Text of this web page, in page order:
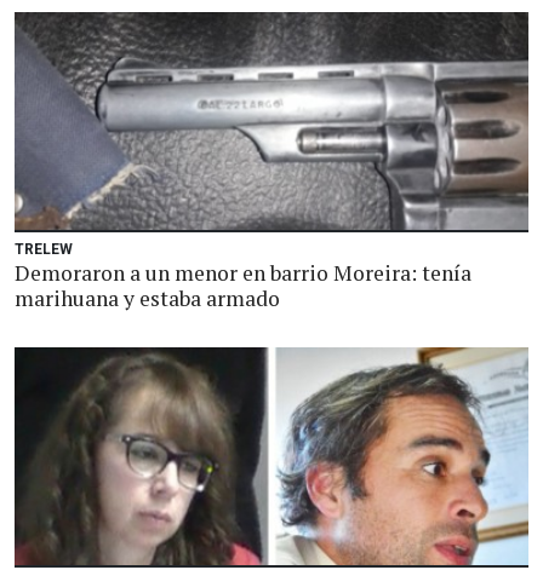
TRELEW
Demoraron a un menor en barrio Moreira: tenía
marihuana y estaba armado